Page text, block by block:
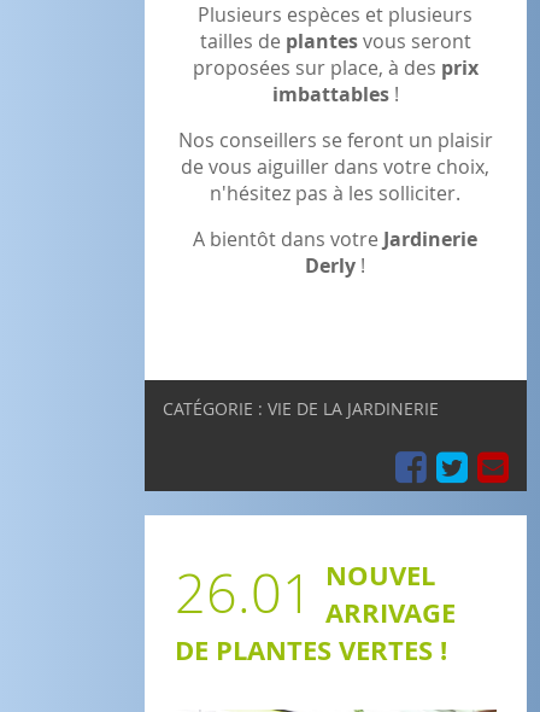
Plusieurs espèces et plusieurs
tailles de plantesvous seront
proposées sur place, à des prix
imbattables!
Nos conseillers se feront un plaisir
de vous aiguiller dans votre choix,
n'hésitez pas à les solliciter.
A bientôt dans votre Jardinerie
Derly !
CATÉGORIE : VIE DE LA JARDINERIE
26.01
NOUVEL
ARRIVAGE
DE PLANTES VERTES !